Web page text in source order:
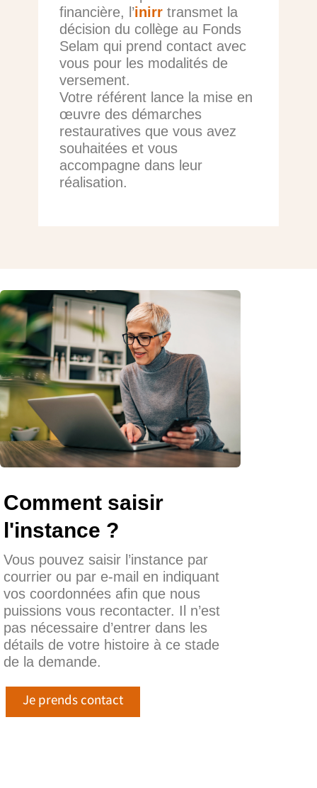
financière, l’inirr transmet la
décision du collège au Fonds
Selam qui prend contact avec
vous pour les modalités de
versement.
Votre référent lance la mise en
œuvre des démarches
restauratives que vous avez
souhaitées et vous
accompagne dans leur
réalisation.
Comment saisir
l'instance ?
Vous pouvez saisir l’instance par
courrier ou par e-mail en indiquant
vos coordonnées afin que nous
puissions vous recontacter. Il n’est
pas nécessaire d’entrer dans les
détails de votre histoire à ce stade
de la demande.
Je prends contact